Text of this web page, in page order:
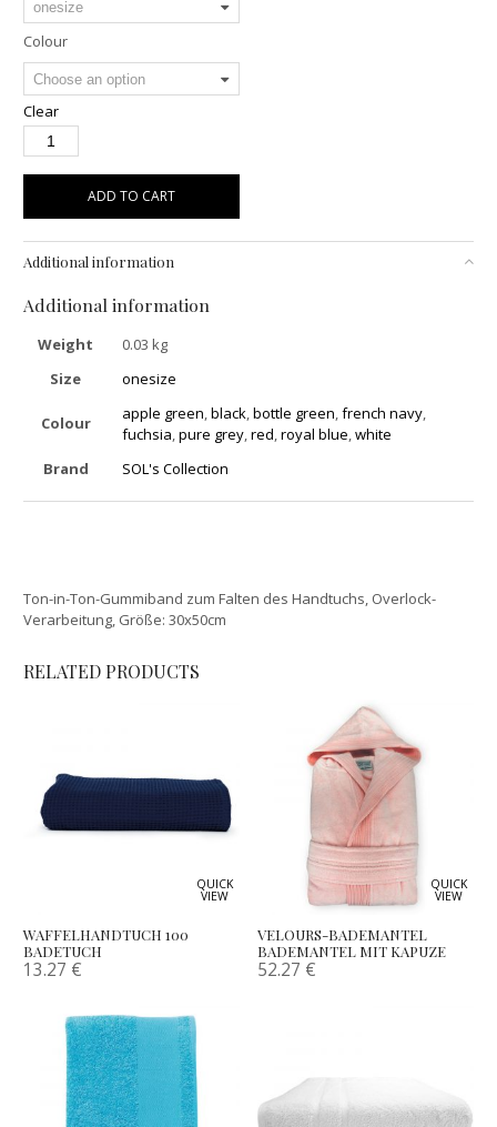
Colour
Clear
ADD TO CART
Additional information
Additional information
Weight
0.03 kg
Size
onesize
Colour apple green ,black ,bottle green ,french navy
fuchsia ,pure grey ,red ,royal blue ,white
Brand
SOL's Collection
Ton-in-Ton-Gummiband zum Falten des Handtuchs, Overlock-
Verarbeitung, Größe: 30x50cm
RELATED PRODUCTS
QUICK
VIEW
WAFFELHANDTUCH 100
BADETUCH
13.27 €
QUICK
VIEW
VELOURS-BADEMANTEL
BADEMANTEL MIT KAPUZE
52.27 €